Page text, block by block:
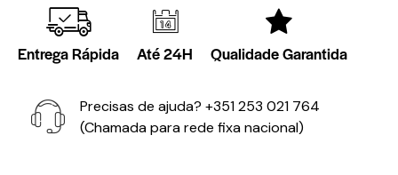
Entrega Rápida Até 24H Qualidade Garantida
Precisas de ajuda? +351 253 021 764
(Chamada para rede fixa nacional)